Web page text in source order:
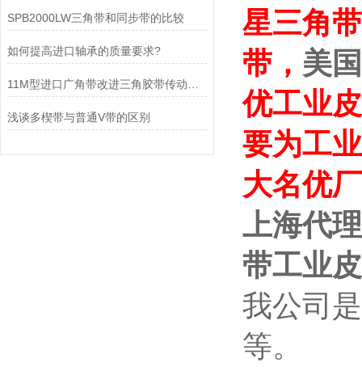
SPB2000LW三角带和同步带的比较
如何提高进口轴承的质量要求?
浅谈多楔带与普通V带的区别
星三角
带 ， 美
优工业
要为工
大名优
上海代
带工业
我公司
等。